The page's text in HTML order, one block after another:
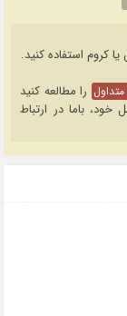
را مطالعه کنید
خود، باما در ارتباط